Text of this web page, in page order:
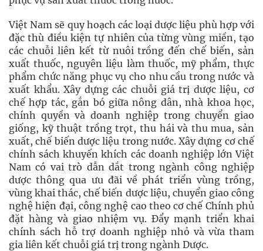
Việt Nam sẽ quy hoạch các loại dược liệu phù hợp với
đặc thù điều kiện tự nhiên của từng vùng miền, tạo
các chuỗi liên kết từ nuôi trồng đến chế biến, sản
xuất thuốc, nguyên liệu làm thuốc, mỹ phẩm, thực
phẩm chức năng phục vụ cho nhu cầu trong nước và
xuất khẩu. Xây dựng các chuỗi giá trị dược liệu, cơ
chế hợp tác, gắn bó giữa nông dân, nhà khoa học,
chính quyền và doanh nghiệp trong chuyển giao
giống, kỹ thuật trồng trọt, thu hái và thu mua, sản
xuất, chế biến dược liệu trong nước. Xây dựng cơ chế
chính sách khuyến khích các doanh nghiệp lớn Việt
Nam có vai trò dẫn dắt trong ngành công nghiệp
dược thông qua ưu đãi về phát triển vùng trồng,
vùng khai thác, chế biến dược liệu, chuyển giao công
nghệ hiện đại, công nghệ cao theo cơ chế Chính phủ
đặt hàng và giao nhiệm vụ. Đẩy mạnh triển khai
chính sách hỗ trợ doanh nghiệp nhỏ và vừa tham
gia liên kết chuỗi giá trị trong ngành Dược.